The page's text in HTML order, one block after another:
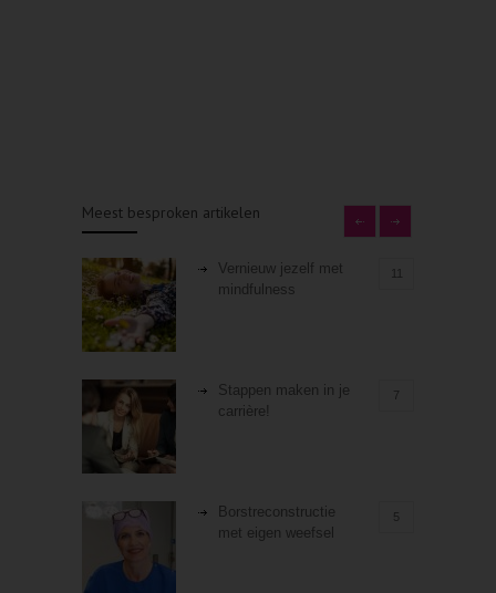
Meest besproken artikelen
Vernieuw jezelf met
mindfulness
Stappen maken in je
carrière!
7
Borstreconstructie
met eigen weefsel
5